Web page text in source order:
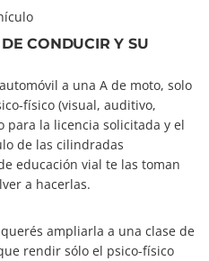
CONDUCIR Y SU
a una A de moto, solo
físico (visual, auditivo,
para la licencia solicitada y el
de las cilindradas
educación vial te las toman
a hacerlas.
ampliarla a una clase de
rendir sólo el psico-físico